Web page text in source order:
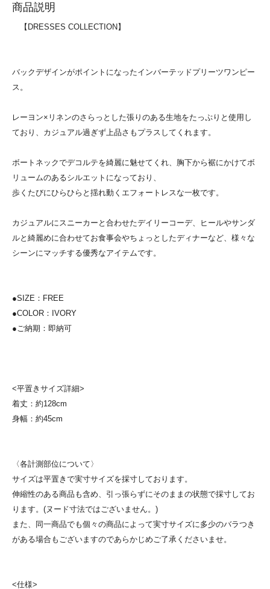
商品説明
【DRESSES COLLECTION】
バックデザインがポイントになったインバーテッドプリーツワンピー
ス。
レーヨン×リネンのさらっとした張りのある生地をたっぷりと使用し
ており、カジュアル過ぎず上品さもプラスしてくれます。
ボートネックでデコルテを綺麗に魅せてくれ、胸下から裾にかけてボ
リュームのあるシルエットになっており、
歩くたびにひらひらと揺れ動くエフォートレスな一枚です。
カジュアルにスニーカーと合わせたデイリーコーデ、ヒールやサンダ
ルと綺麗めに合わせてお食事会やちょっとしたディナーなど、様々な
シーンにマッチする優秀なアイテムです。
●SIZE：FREE
●COLOR：IVORY
●ご納期：即納可
<平置きサイズ詳細>
着丈：約128cm
身幅：約45cm
〈各計測部位について〉
サイズは平置きで実寸サイズを採寸しております。
伸縮性のある商品も含め、引っ張らずにそのままの状態で採寸してお
ります。(ヌード寸法ではございません。)
また、同一商品でも個々の商品によって実寸サイズに多少のバラつき
がある場合もございますのであらかじめご了承くださいませ。
<仕様>